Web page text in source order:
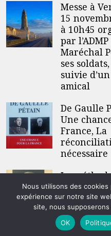
Messe à
15
à 10h45
par
Maréchal
ses
suivie
amical
De Gaulle
Une
France, La
nécessaire
La
Nouvelle
©
Nous utilisons des
expérience sur notre site
site, nous
OK